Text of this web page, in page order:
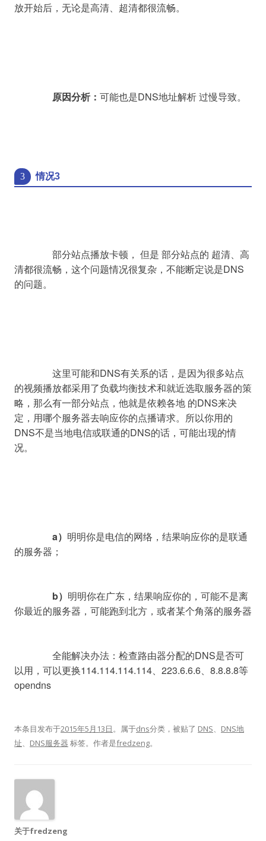
放开始后，无论是高清、超清都很流畅。
原因分析： 可能也是DNS地址解析 过慢导致。
3 情况3
清都很流畅，这个问题情况很复杂，不能断定说是DNS
的问题。
的视频播放都采用了负载均衡技术和就近选取服务器的策
略，那么有一部分站点，他就是依赖各地 的DNS来决
定，用哪个服务器去响应你的点播请求。所以你用的
DNS不是当地电信或联通的DNS的话，可能出现的情
况。
a） 明明你是电信的网络，结果响应你的是联通
的服务器；
b） 明明你在广东，结果响应你的，可能不是离
你最近的服务器，可能跑到北方，或者某个角落的服务器
		全能解决办法：
检查路由器分配的DNS是否可
以用，可以更换114.114.114.114、223.6.6.6、8.8.8.8等
opendns
本条目发布于2015年5月13日。属于dns分类，被贴了 DNS、 DNS地
址、 DNS服务器 标签。 作者是fredzeng。
关于fredzeng